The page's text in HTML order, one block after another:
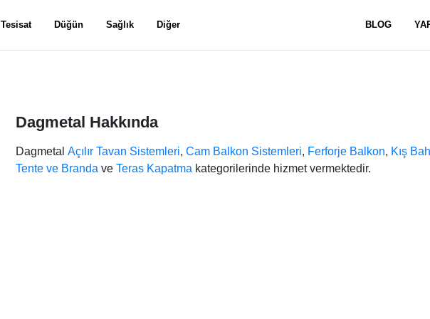
Tesisat Düğün Sağlık Diğer BLOG
Dagmetal Hakkında
Dagmetal Açılır Tavan Sistemleri, Cam Balkon Sistemleri, Ferforje Balkon, Kış
Tente ve Branda ve Teras Kapatma kategorilerinde hizmet vermektedir.